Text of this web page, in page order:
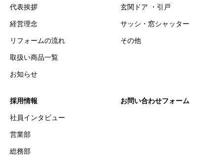
代表挨拶
経営理念
リフォームの流れ
取扱い商品一覧
お知らせ
玄関ドア ・引戸
サッシ・窓シャッター
その他
採用情報
社員インタビュー
営業部
総務部
お問い合わせフォーム